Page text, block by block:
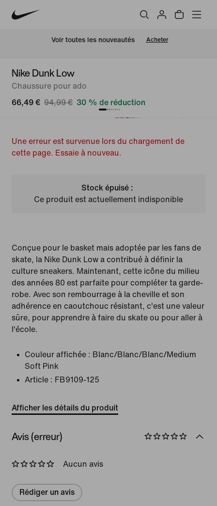
Voir toutes les nouveautés Acheter
Nike Dunk Low
Chaussure pour ado
66,49 € 94,99 € 30 % de réduction
Une erreur est survenue lors du chargement de
cette page. Essaie à nouveau.
Stock épuisé :
Ce produit est actuellement indisponible
Conçue pour le basket mais adoptée par les fans de
skate, la Nike Dunk Low a contribué à définir la
culture sneakers. Maintenant, cette icône du milieu
des années 80 est parfaite pour compléter ta garde-
robe. Avec son rembourrage à la cheville et son
adhérence en caoutchouc résistant, c'est une valeur
sûre, pour apprendre à faire du skate ou pour aller à
l'école.
Couleur affichée : Blanc/Blanc/Blanc/Medium
Soft Pink
Article : FB9109-125
Afficher les détails du produit
Avis (erreur)
Aucun avis
Rédiger un avis